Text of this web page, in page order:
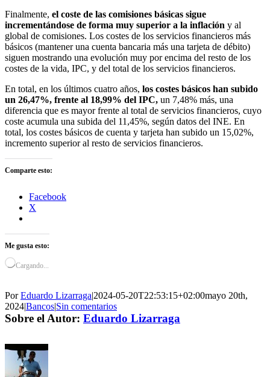
Finalmente, el coste de las comisiones básicas sigue
incrementándose de forma muy superior a la inflación y al
global de comisiones. Los costes de los servicios financieros más
básicos (mantener una cuenta bancaria más una tarjeta de débito)
siguen mostrando una evolución muy por encima del resto de los
costes de la vida, IPC, y del total de los servicios financieros.
En total, en los últimos cuatro años, los costes básicos han subido
un 26,47%, frente al 18,99% del IPC, un 7,48% más, una
diferencia que es mayor frente al total de servicios financieros, cuyo
coste acumula una subida del 11,45%, según datos del INE. En
total, los costes básicos de cuenta y tarjeta han subido un 15,02%,
incremento superior al resto de servicios financieros.
Comparte esto:
Facebook
X
Me gusta esto:
Cargando...
PorEduardo Lizarraga|2024-05-20T22:53:15+02:00mayo 20th,
2024|Bancos|Sin comentarios
Sobre el Autor: Eduardo Lizarraga